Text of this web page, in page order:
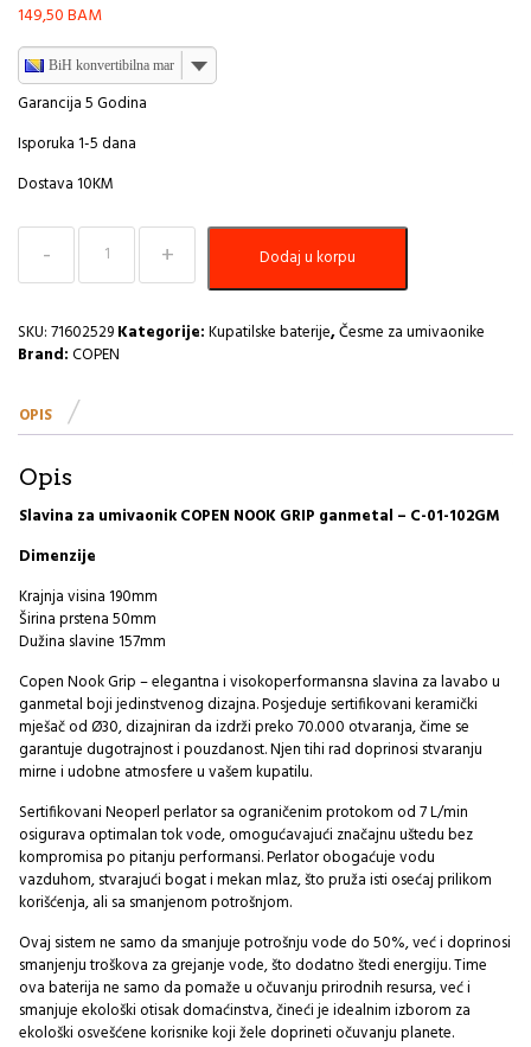
149,50BAM
BiH konvertibilna marka
Garancija 5 Godina
Isporuka 1-5 dana
Dostava 10KM
Baterija
umivaonik
metal
COPEN
GRIP
01-
količina
Dodaj u korpu
SKU:71602529Kategorije:Kupatilske baterije,Česme za umivaonike
Brand:COPEN
OPIS
Opis
Slavina za umivaonik COPEN NOOK GRIP ganmetal – C-01-102GM
Dimenzije
Krajnja visina 190mm
Širina prstena 50mm
Dužina slavine 157mm
Copen Nook Grip – elegantna i visokoperformansna slavina za lavabo u
ganmetal boji jedinstvenog dizajna. Posjeduje sertifikovani keramički
mješač od Ø30, dizajniran da izdrži preko 70.000 otvaranja, čime se
garantuje dugotrajnost i pouzdanost. Njen tihi rad doprinosi stvaranju
mirne i udobne atmosfere u vašem kupatilu.
Sertifikovani Neoperl perlator sa ograničenim protokom od 7 L/min
osigurava optimalan tok vode, omogućavajući značajnu uštedu bez
kompromisa po pitanju performansi. Perlator obogaćuje vodu
vazduhom, stvarajući bogat i mekan mlaz, što pruža isti osećaj prilikom
korišćenja, ali sa smanjenom potrošnjom.
Ovaj sistem ne samo da smanjuje potrošnju vode do 50%, već i doprinosi
smanjenju troškova za grejanje vode, što dodatno štedi energiju. Time
ova baterija ne samo da pomaže u očuvanju prirodnih resursa, već i
smanjuje ekološki otisak domaćinstva, čineći je idealnim izborom za
ekološki osvešćene korisnike koji žele doprineti očuvanju planete.